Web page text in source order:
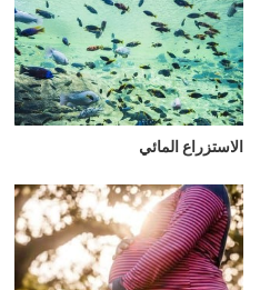
الاستزراع المائي